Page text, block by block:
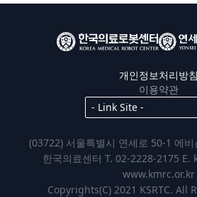
개인정보처리방침
이용약관
(03722) 서울특별시 연세로 50-1 에
한국의료센터 T. 02-2228-2175 E.
www.kmrc.or.kr
Copyrights(C) 2021 KSRTC. All